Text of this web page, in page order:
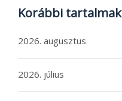
Korábbi tartalmak
2026. augusztus
2026. július